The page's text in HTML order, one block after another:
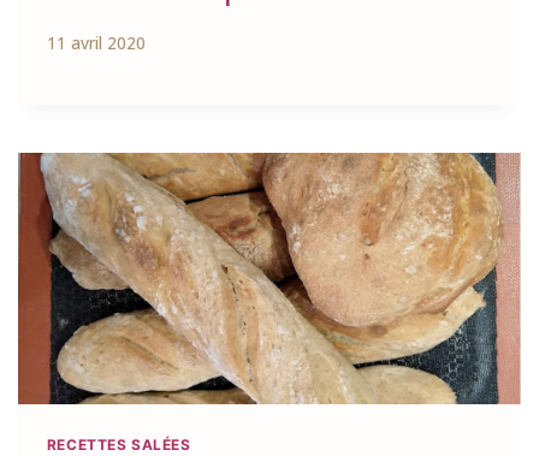
11 avril 2020
RECETTES SALÉES